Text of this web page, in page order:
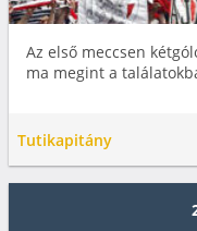
Az első meccsen
ma megint a
Tutikapitány